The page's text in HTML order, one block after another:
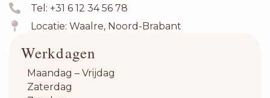
Tel: +31 6 12 34 56 78
Locatie: Waalre, Noord-Brabant
Werkdagen
Maandag – Vrijdag
Zaterdag